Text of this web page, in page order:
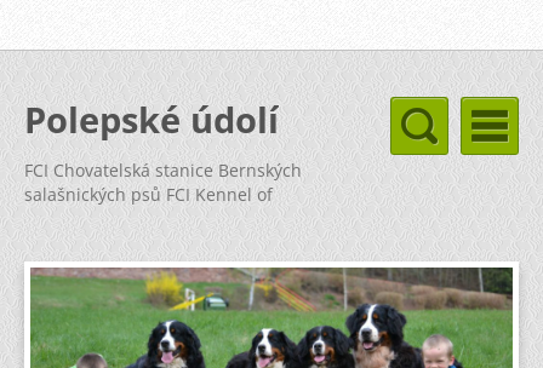
Polepské údolí
FCI Chovatelská stanice Bernských
salašnických psů FCI Kennel of
Bernese Mountain Dog